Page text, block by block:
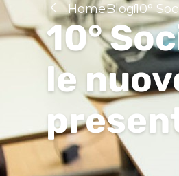
HomeBlog10°
10°
le